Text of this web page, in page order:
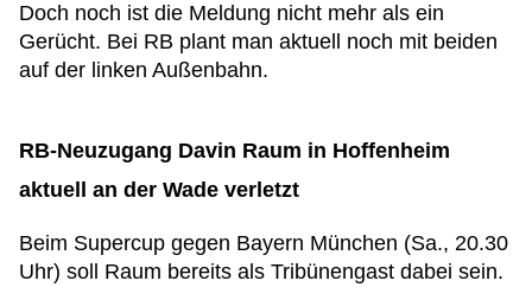
Doch noch ist die Meldung nicht mehr als ein
Gerücht. Bei RB plant man aktuell noch mit beiden
auf der linken Außenbahn.
RB-Neuzugang Davin Raum in Hoffenheim
aktuell an der Wade verletzt
Beim Supercup gegen Bayern München (Sa., 20.30
Uhr) soll Raum bereits als Tribünengast dabei sein.